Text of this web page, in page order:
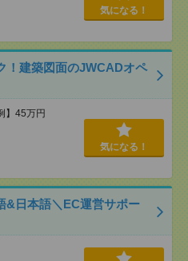
気になる！
！建築図面のJWCADオペ
】45万円
気になる！
&日本語＼EC運営サポー